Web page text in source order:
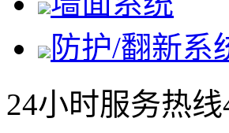
防护/翻新系
24小时服务热线